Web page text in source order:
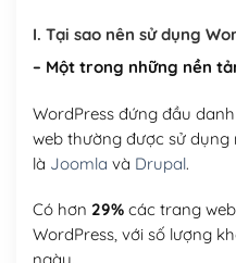
Hosting 5GB SSD (1
I. Tại sao nên sử dụng
– Một trong những nền
WordPress đứng đầu
web thường được sử dụng
là Joomla và Drupal.
Có hơn 29%các trang
WordPress, với số lượng